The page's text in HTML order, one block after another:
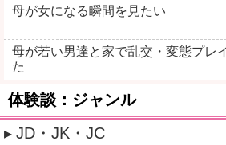
母が女になる瞬間を見たい
母が若い男達と家で乱交・変態プレ
た
体験談：ジャンル
JD・JK・JC